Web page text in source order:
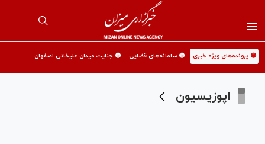
🟡 پرونده‌های ویژه خبری 🟡 سامانه‌های قضایی 🟡 جنایت میدان علیخانی اصفهان
اپوزیسیون